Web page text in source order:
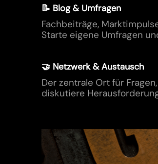
📝 Blog & Umfragen
Fachbeiträge,
Starte eigene Umfragen
🤝 Netzwerk & Austausch
Der zentrale Ort für
diskutiere